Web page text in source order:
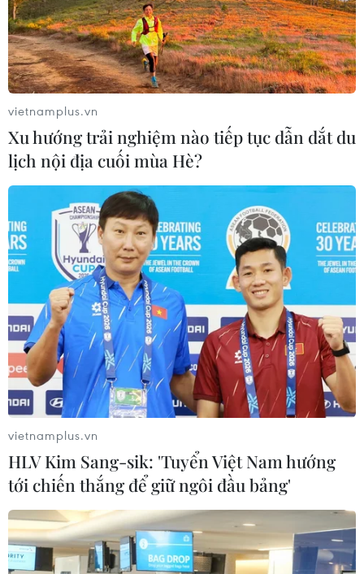
Jannik Sinner lần đầu tiên đăng
quang tại US Open
08/09/2024 23:42
Aryna Sabalenka lần đầu giành chức
vô địch US Open
US Open 2024: Nhà vô địch ngậm
ngùi dừng bước ở vòng 4
02/09/2024 04:34
'Địa chấn' liên tiếp ở US Open 2024:
Novak Djokovic thành cựu vô địch
'Địa chấn' tại US Open 2024: Carlos
Alcaraz bị loại ở vòng 2
30/08/2024 05:40
vietnamplus.vn
Xu hướng trải nghiệm nào tiếp tục dẫn dắt du
lịch nội địa cuối mùa Hè?
vietnamplus.vn
HLV Kim Sang-sik: 'Tuyển Việt Nam hướng
tới chiến thắng để giữ ngôi đầu bảng'